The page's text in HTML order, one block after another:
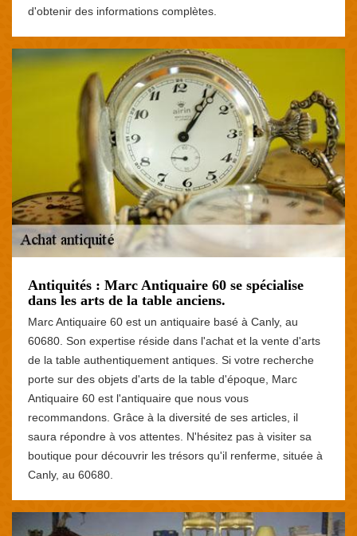
d'obtenir des informations complètes.
Antiquités : Marc Antiquaire 60 se spécialise
dans les arts de la table anciens.
Marc Antiquaire 60 est un antiquaire basé à Canly, au
60680. Son expertise réside dans l'achat et la vente d'arts
de la table authentiquement antiques. Si votre recherche
porte sur des objets d'arts de la table d'époque, Marc
Antiquaire 60 est l'antiquaire que nous vous
recommandons. Grâce à la diversité de ses articles, il
saura répondre à vos attentes. N'hésitez pas à visiter sa
boutique pour découvrir les trésors qu'il renferme, située à
Canly, au 60680.